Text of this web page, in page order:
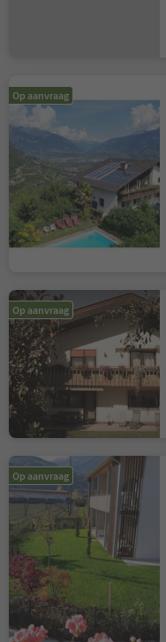
Op aanvraag
Op aanvraag
Op aanvraag